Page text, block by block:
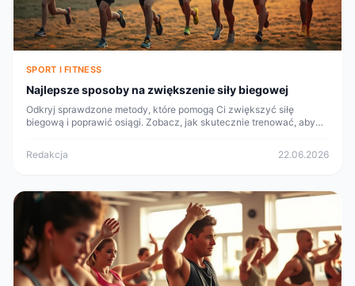
SPORT I FITNESS
Najlepsze sposoby na zwiększenie siły biegowej
Odkryj sprawdzone metody, które pomogą Ci zwiększyć siłę
biegową i poprawić osiągi. Zobacz, jak skutecznie trenować, aby
Redakcja
22.06.2026